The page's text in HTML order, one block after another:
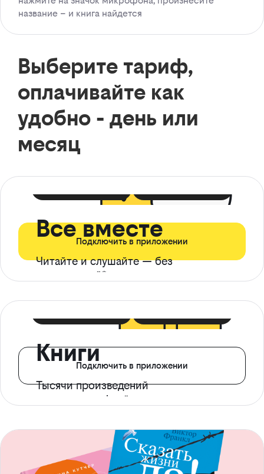
название – и книга найдется
Выберите тариф,
оплачивайте как
удобно - день или
месяц
Все вместе
Читайте и слушайте — без
ограничений*
Подключить в приложении
Книги
Тысячи произведений
с доступом офлайн
Подключить в приложении